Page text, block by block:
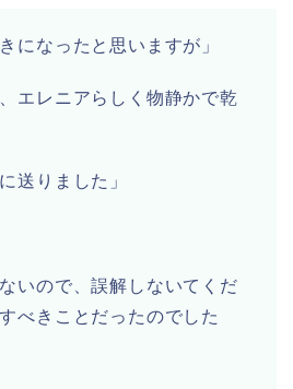
になったと思いますが」
エレニアらしく物静かで乾
送りました」
いので、誤解しないてくだ
べきことだったのでした